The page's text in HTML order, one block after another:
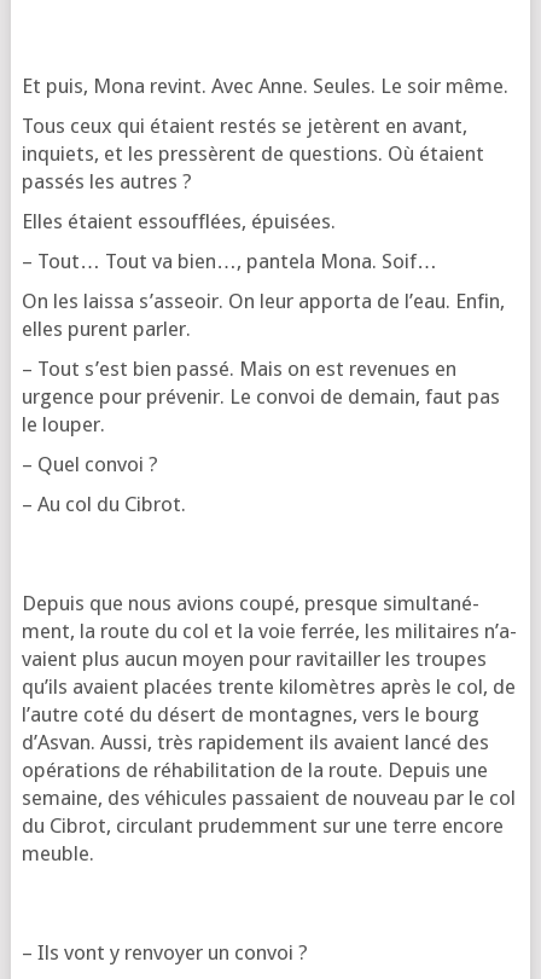
Et puis, Mona revint. Avec Anne. Seules. Le soir même.
Tous ceux qui étaient res­tés se jetèrent en avant,
inquiets, et les pres­sèrent de ques­tions. Où étaient
pas­sés les autres ?
Elles étaient essouf­flées, épuisées.
– Tout… Tout va bien…, pan­te­la Mona. Soif…
On les lais­sa s’as­seoir. On leur appor­ta de l’eau. Enfin,
elles purent parler.
– Tout s’est bien pas­sé. Mais on est reve­nues en
urgence pour pré­ve­nir. Le convoi de demain, faut pas
le louper.
– Quel convoi ?
– Au col du Cibrot.
Depuis que nous avions cou­pé, presque simul­ta­né­
ment, la route du col et la voie fer­rée, les mili­taires n’a­
vaient plus aucun moyen pour ravi­tailler les troupes
qu’ils avaient pla­cées trente kilo­mètres après le col, de
l’autre coté du désert de mon­tagnes, vers le bourg
d’As­van. Aus­si, très rapi­de­ment ils avaient lan­cé des
opé­ra­tions de réha­bi­li­ta­tion de la route. Depuis une
semaine, des véhi­cules pas­saient de nou­veau par le col
du Cibrot, cir­cu­lant pru­dem­ment sur une terre encore
meuble.
– Ils vont y ren­voyer un convoi ?